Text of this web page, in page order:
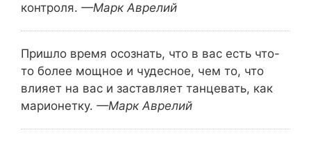
контроля. —Марк Аврелий
Пришло время осознать, что в вас есть что-
то более мощное и чудесное, чем то, что
влияет на вас и заставляет танцевать, как
марионетку. —Марк Аврелий